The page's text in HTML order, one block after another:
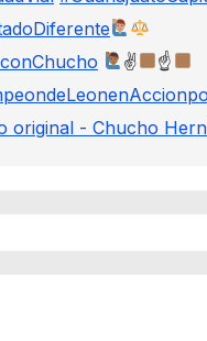
✌
☝
original - Chucho